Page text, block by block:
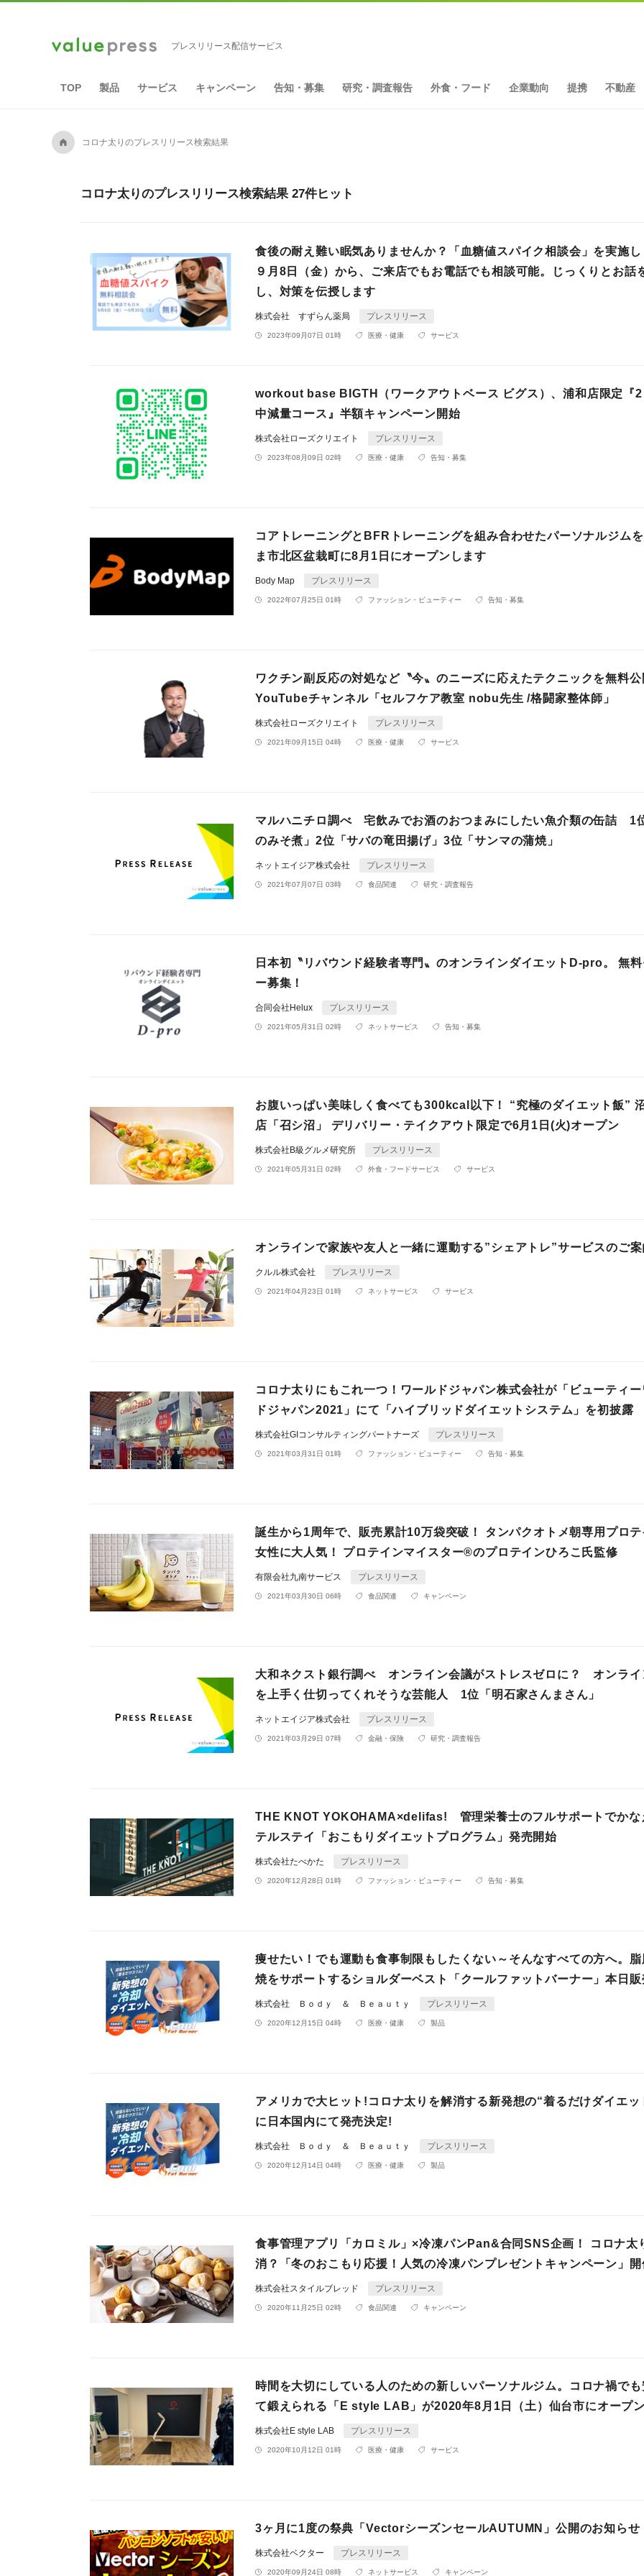
プレスリリース配信サービス
TOP 製品 サービス キャンペーン 告知・募集 研究・調査報告 外食・フード 企業動向 提携 不動産
A コロナ太りのプレスリリース検索結果
コロナ太りのプレスリリース検索結果 27件ヒット
食後の耐え難い眠気ありませんか？「血糖値スパイク相談会」を実施し
９月8日（金）から、ご来店でもお電話でも相談可能。じっくりとお話
し、対策を伝授します
株式会社 すずらん薬局 プレスリリース
2023年09月07日 01時 医療・健康 サービス
workout base BIGTH（ワークアウトベース ビグス）、浦和店限定『2
中減量コース』半額キャンペーン開始
株式会社ローズクリエイト プレスリリース
2023年08月09日 02時 医療・健康 告知・募集
コアトレーニングとBFRトレーニングを組み合わせたパーソナルジム
ま市北区盆栽町に8月1日にオープンします
Body Map プレスリリース
2022年07月25日 01時 ファッション・ビューティー 告知・募集
ワクチン副反応の対処など〝今〟のニーズに応えたテクニックを無料公
YouTubeチャンネル「セルフケア教室 nobu先生 /格闘家整体師」
株式会社ローズクリエイト プレスリリース
2021年09月15日 04時 医療・健康 サービス
マルハニチロ調べ 宅飲みでお酒のおつまみにしたい魚介類の缶詰 1
のみそ煮」2位「サバの竜田揚げ」3位「サンマの蒲焼」
ネットエイジア株式会社 プレスリリース
2021年07月07日 03時 食品関連 研究・調査報告
日本初〝リバウンド経験者専門〟のオンラインダイエットD-pro。 無料
ー募集！
合同会社Helux プレスリリース
2021年05月31日 02時 ネットサービス 告知・募集
お腹いっぱい美味しく食べても300kcal以下！ “究極のダイエット飯”
店「召シ沼」 デリバリー・テイクアウト限定で6月1日(火)オープン
株式会社B級グルメ研究所 プレスリリース
2021年05月31日 02時 外食・フードサービス サービス
オンラインで家族や友人と一緒に運動する”シェアトレ”サービスのご案
クルル株式会社 プレスリリース
2021年04月23日 01時 ネットサービス サービス
コロナ太りにもこれ一つ！ワールドジャパン株式会社が「ビューティ
ドジャパン2021」にて「ハイブリッドダイエットシステム」を初披露
株式会社GIコンサルティングパートナーズ プレスリリース
2021年03月31日 01時 ファッション・ビューティー 告知・募集
誕生から1周年で、販売累計10万袋突破！ タンパクオトメ朝専用プロ
女性に大人気！ プロテインマイスター®のプロテインひろこ氏監修
有限会社九南サービス プレスリリース
2021年03月30日 06時 食品関連 キャンペーン
大和ネクスト銀行調べ オンライン会議がストレスゼロに？ オンライ
を上手く仕切ってくれそうな芸能人 1位「明石家さんまさん」
ネットエイジア株式会社 プレスリリース
2021年03月29日 07時 金融・保険 研究・調査報告
THE KNOT YOKOHAMA×delifas! 管理栄養士のフルサポートでかな
テルステイ「おこもりダイエットプログラム」発売開始
株式会社たべかた プレスリリース
2020年12月28日 01時 ファッション・ビューティー 告知・募集
痩せたい！でも運動も食事制限もしたくない～そんなすべての方へ。
焼をサポートするショルダーベスト「クールファットバーナー」本日
株式会社 Ｂｏｄｙ ＆ Ｂｅａｕｔｙ プレスリリース
2020年12月15日 04時 医療・健康 製品
アメリカで大ヒット!コロナ太りを解消する新発想の“着るだけダイエッ
に日本国内にて発売決定!
株式会社 Ｂｏｄｙ ＆ Ｂｅａｕｔｙ プレスリリース
2020年12月14日 04時 医療・健康 製品
食事管理アプリ「カロミル」×冷凍パンPan&合同SNS企画！ コロナ太
消？「冬のおこもり応援！人気の冷凍パンプレゼントキャンペーン」開
株式会社スタイルブレッド プレスリリース
2020年11月25日 02時 食品関連 キャンペーン
時間を大切にしている人のための新しいパーソナルジム。コロナ禍でも
て鍛えられる「E style LAB」が2020年8月1日（土）仙台市にオープ
株式会社E style LAB プレスリリース
2020年10月12日 01時 医療・健康 サービス
3ヶ月に1度の祭典「VectorシーズンセールAUTUMN」公開のお知らせ
株式会社ベクター プレスリリース
2020年09月24日 08時 ネットサービス キャンペーン